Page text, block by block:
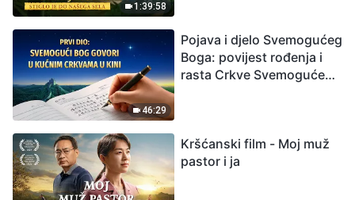
1:39:58
46:29
Pojava i djelo Svemogućeg
Boga: povijest rođenja i
rasta Crkve Svemogućeg
Kršćanski film - Moj muž
pastor i ja